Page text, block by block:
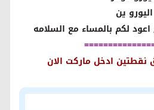
اليورو ين
لكم بالمساء مع السلامه
نقطتين ادخل ماركت الان